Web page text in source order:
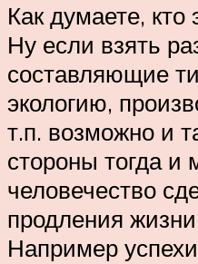
Как думаете, кто
Ну если взять
составляющие
экологию,
т.п. возможно и
стороны тогда и
человечество
продления
Например